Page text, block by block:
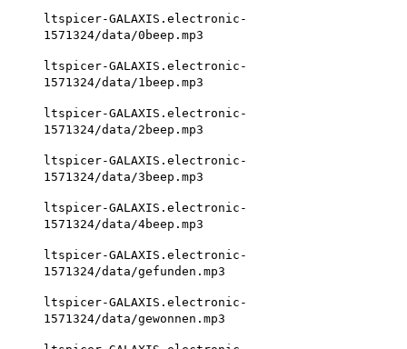
ltspicer-GALAXIS.electronic-
1571324/data/0beep.mp3
ltspicer-GALAXIS.electronic-
1571324/data/1beep.mp3
ltspicer-GALAXIS.electronic-
1571324/data/2beep.mp3
ltspicer-GALAXIS.electronic-
1571324/data/3beep.mp3
ltspicer-GALAXIS.electronic-
1571324/data/4beep.mp3
ltspicer-GALAXIS.electronic-
1571324/data/gefunden.mp3
ltspicer-GALAXIS.electronic-
1571324/data/gewonnen.mp3